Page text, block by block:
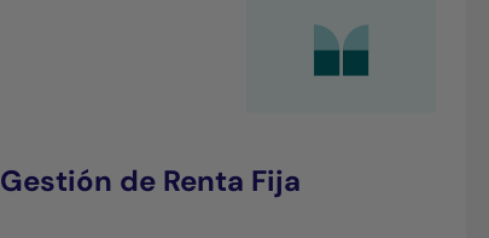
Gestión de Renta Fija